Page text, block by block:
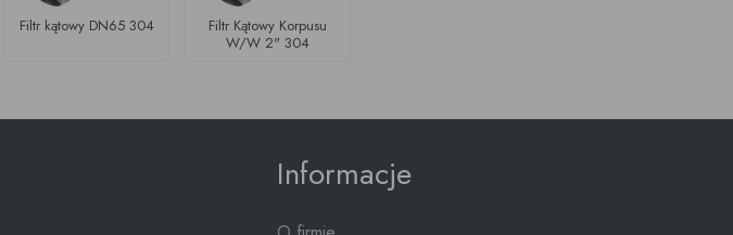
Filtr kątowy DN65 304
Filtr Kątowy Korpusu
W/W 2" 304
Informacje